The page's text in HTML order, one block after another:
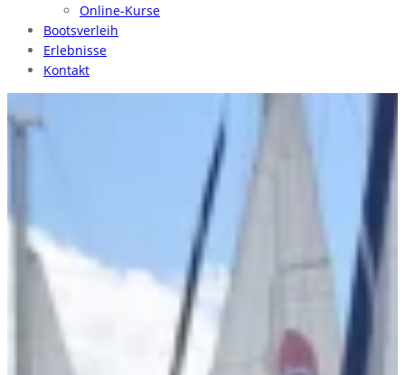
Online-Kurse
Bootsverleih
Erlebnisse
Kontakt